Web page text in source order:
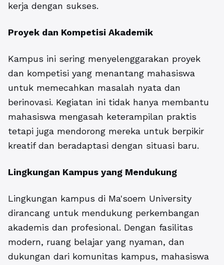
kerja dengan sukses.
Proyek dan Kompetisi Akademik
Kampus ini sering menyelenggarakan proyek
dan kompetisi yang menantang mahasiswa
untuk memecahkan masalah nyata dan
berinovasi. Kegiatan ini tidak hanya membantu
mahasiswa mengasah keterampilan praktis
tetapi juga mendorong mereka untuk berpikir
kreatif dan beradaptasi dengan situasi baru.
Lingkungan Kampus yang Mendukung
Lingkungan kampus di Ma'soem University
dirancang untuk mendukung perkembangan
akademis dan profesional. Dengan fasilitas
modern, ruang belajar yang nyaman, dan
dukungan dari komunitas kampus, mahasiswa